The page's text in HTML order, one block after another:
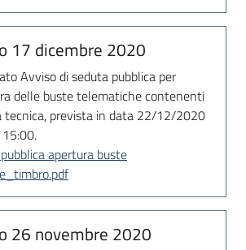
17 dicembre 2020
Avviso di seduta pubblica per
delle buste telematiche contenenti
tecnica, prevista in data 22/12/2020
apertura buste
26 novembre 2020